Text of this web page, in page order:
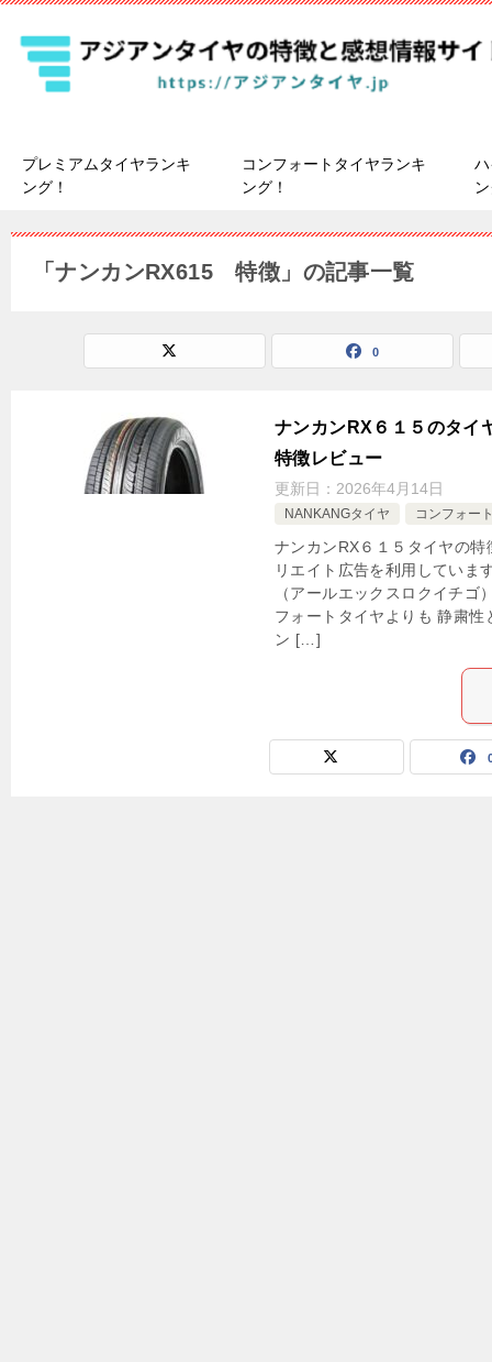
プレミアムタイヤランキ
ング！
コンフォートタイヤランキ
ング！
「ナンカンRX615 特徴」の記事一覧
0
ナンカンRX６１５のタイ
特徴レビュー
更新日： 2026年4月14日
NANKANGタイヤ コンフォー
ナンカンRX６１５タイヤの
リエイト広告を利用していま
（アールエックスロクイチゴ
フォートタイヤよりも 静粛
ン […]